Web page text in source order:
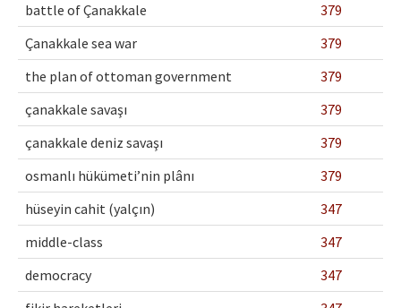
battle of Çanakkale
379
Çanakkale sea war
379
the plan of ottoman government
379
çanakkale savaşı
379
çanakkale deniz savaşı
379
osmanlı hükümeti’nin plânı
379
hüseyin cahit (yalçın)
347
middle-class
347
democracy
347